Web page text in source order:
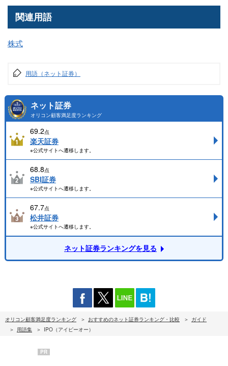
関連用語
株式
用語（ネット証券）
ネット証券
オリコン顧客満足度ランキング
69.2点
楽天証券
※公式サイトへ遷移します。
68.8点
SBI証券
※公式サイトへ遷移します。
67.7点
松井証券
※公式サイトへ遷移します。
ネット証券ランキングを見る
オリコン顧客満足度ランキング おすすめのネット証券ランキング・比較
ガイド
用語集
IPO（アイピーオー）
PR